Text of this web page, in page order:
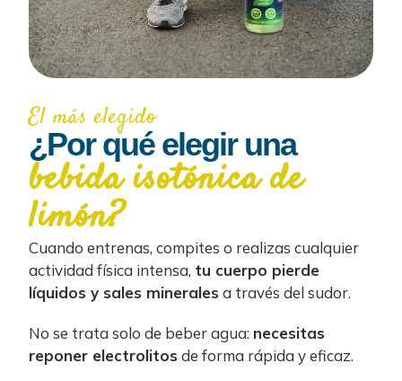
El más elegido
¿Por qué elegir una
bebida isotónica de
limón?
Cuando entrenas, compites o realizas cualquier
actividad física intensa, tu cuerpo pierde
líquidos y sales minerales a través del sudor.
No se trata solo de beber agua: necesitas
reponer electrolitos de forma rápida y eficaz.